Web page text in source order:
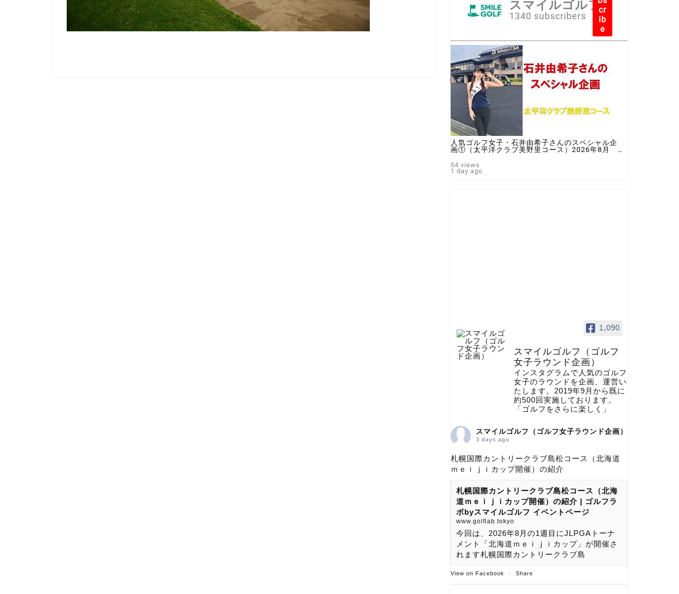
スマイルゴルフ
1340 subscribers
cr
ib
e
人気ゴルフ女子・石井由希子さんのスペシャル企
画①（太平洋クラブ美野里コース）2026年8月 ♯
画 ♯スマイルゴルフ
54 views
1 day ago
1,090
スマイルゴルフ（ゴルフ
女子ラウンド企画）
インスタグラムで人気のゴルフ
女子のラウンドを企画、運営い
たします。2019年9月から既に
約500回実施しております。
「ゴルフをさらに楽しく」
スマイルゴルフ（ゴルフ女子ラウンド企画）
3 days ago
札幌国際カントリークラブ島松コース（北海道
ｍｅｉｊｉカップ開催）の紹介
札幌国際カントリークラブ島松コース（北海
道ｍｅｉｊｉカップ開催）の紹介 | ゴルフラ
ボbyスマイルゴルフ イベントページ
www.golflab.tokyo
今回は、2026年8月の1週目にJLPGAトーナ
メント「北海道ｍｅｉｊｉカップ」が開催さ
れます札幌国際カントリークラブ島
View on Facebook · Share